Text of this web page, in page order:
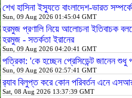
শেখ হাসিনা ইস্যুতে বাংলাদেশ-ভারত
Sun, 09 Aug 2026 01:45:04 GMT
হরমুজ প্রণালি নিয়ে আলোচনা ইতিবাচক
হরমুজ - সতর্কতা ইরানের
Sun, 09 Aug 2026 04:20:41 GMT
পত্রিকা: 'কে হচ্ছেন প্রেসিডেন্ট জানেন শুধু
Sun, 09 Aug 2026 02:57:41 GMT
র‍্যাব বিলুপ্ত করে কোন পরিবর্তন এনে
Sat, 08 Aug 2026 13:37:39 GMT